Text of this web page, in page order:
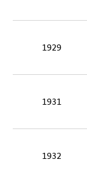
1929
1931
1932